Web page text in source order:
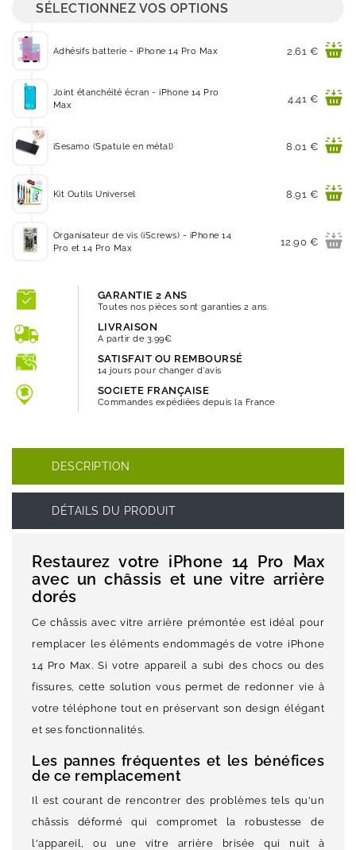
SÉLECTIONNEZ VOS OPTIONS
Adhésifs batterie - iPhone 14 Pro Max Prix
2.61 €
Joint étanchéité écran - iPhone 14 Pro
Max
Prix
4.41 €
iSesamo (Spatule en métal) Prix
8.01 €
Kit Outils Universel Prix
8.91 €
Organisateur de vis (iScrews) - iPhone 14
Pro et 14 Pro Max
Prix
12.90 €
GARANTIE 2 ANS
Toutes nos pièces sont garanties 2 ans.
LIVRAISON
A partir de 3.99€
SATISFAIT OU REMBOURSÉ
14 jours pour changer d'avis
SOCIETE FRANÇAISE
Commandes expédiées depuis la France
DESCRIPTION
DÉTAILS DU PRODUIT
Restaurez votre iPhone 14 Pro Max
avec un châssis et une vitre arrière
dorés
Ce châssis avec vitre arrière prémontée est idéal pour
remplacer les éléments endommagés de votre iPhone
14 Pro Max. Si votre appareil a subi des chocs ou des
fissures, cette solution vous permet de redonner vie à
votre téléphone tout en préservant son design élégant
et ses fonctionnalités.
Les pannes fréquentes et les bénéfices
de ce remplacement
Il est courant de rencontrer des problèmes tels qu'un
châssis déformé qui compromet la robustesse de
l'appareil, ou une vitre arrière brisée qui nuit à